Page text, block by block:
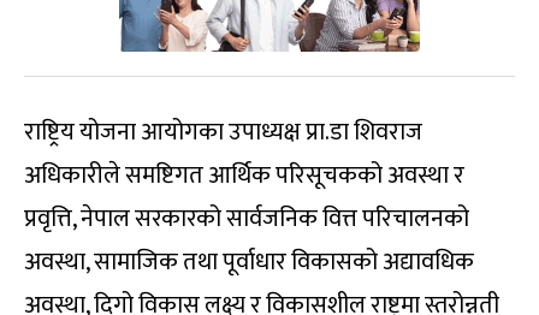
राष्ट्रिय योजना आयोगका उपाध्यक्ष प्रा.डा शिवराज
अधिकारीले समष्टिगत आर्थिक परिसूचकको अवस्था र
प्रवृत्ति, नेपाल सरकारको सार्वजनिक वित्त परिचालनको
अवस्था, सामाजिक तथा पूर्वाधार विकासको अद्यावधिक
अवस्था, दिगो विकास लक्ष्य र विकासशील राष्ट्रमा स्तरोन्नती